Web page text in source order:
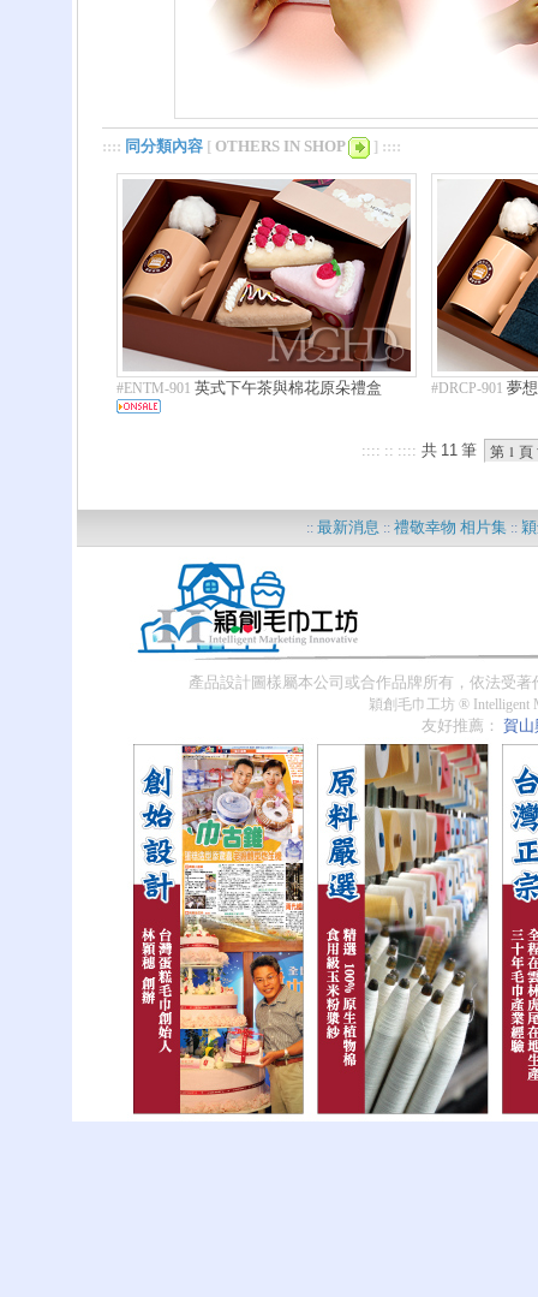
:::: 同分類內容 [ OTHERS IN SHOP ] ::::
:: 最新消息 :: 禮敬幸物 相片集::
產品設計圖樣屬本公司或合作品牌所有，依法受
穎創毛巾工坊 ® Intelligent
友好推薦： 賀山